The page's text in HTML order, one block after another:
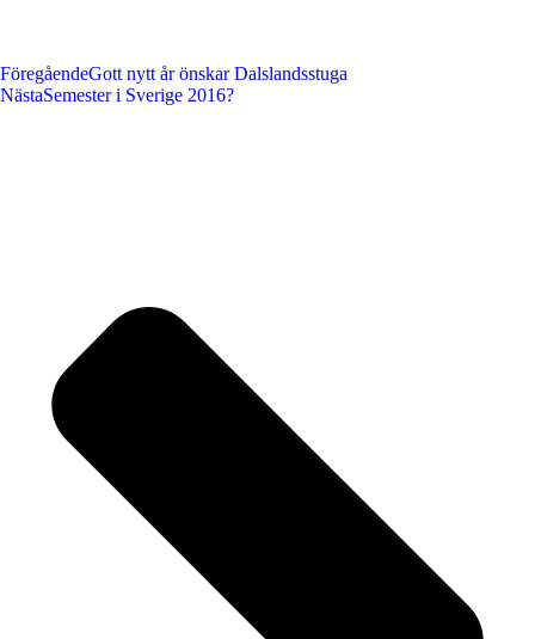
FöregåendeGott nytt år önskar Dalslandsstuga
NästaSemester i Sverige 2016?